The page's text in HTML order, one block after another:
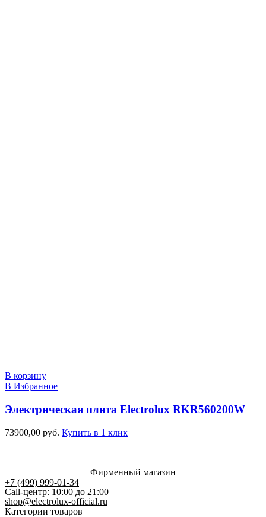
В корзину
В Избранное
Электрическая плита Electrolux RKR560200W
73900,00 руб. Купить в 1 клик
Фирменный магазин
+7 (499) 999-01-34
Call-центр: 10:00 до 21:00
shop@electrolux-official.ru
Категории товаров